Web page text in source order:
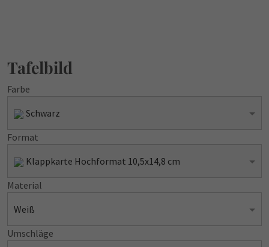
Tafelbild
Farbe
Schwarz
Format
Klappkarte Hochformat 10,5x14,8 cm
Material
Weiß
Umschläge